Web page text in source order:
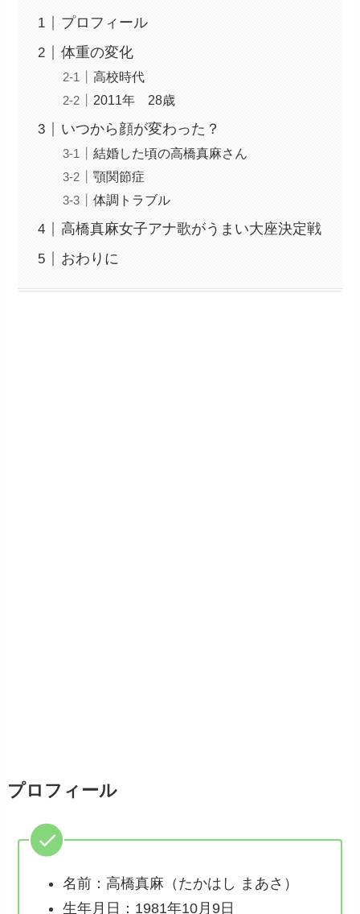
プロフィール
体重の変化
高校時代
2011年 28歳
いつから顔が変わった？
結婚した頃の高橋真麻さん
顎関節症
体調トラブル
高橋真麻女子アナ歌がうまい大座決定戦
おわりに
プロフィール
名前：高橋真麻（たかはし まあさ）
生年月日：1981年10月9日